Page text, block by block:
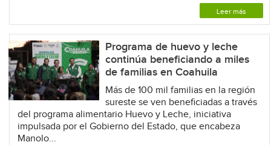
Leer más
Programa de huevo y leche
continúa beneficiando a miles
de familias en Coahuila
Más de 100 mil familias en la región
sureste se ven beneficiadas a través
del programa alimentario Huevo y Leche, iniciativa
impulsada por el Gobierno del Estado, que encabeza
Manolo...